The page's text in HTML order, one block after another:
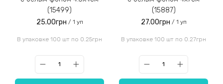
(15499)
25.00грн / 1 уп
В упаковке 100 шт по 0.25грн
(15887)
27.00грн / 1 уп
В упаковке 100 шт по 0.27грн